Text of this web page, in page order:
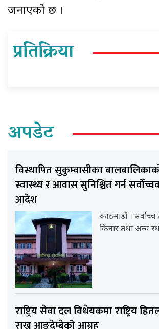
जनाएको छ ।
प्रतिक्रिया
अपडेट
विस्थापित सुकुम्वासीका
स्वास्थ्य र आवास सुनिश्चित गर्न
आदेश
काठमाडौं ।
किनार तथा अन्य
राष्ट्रिय सेवा दल विधेयकमा राष्ट्रिय